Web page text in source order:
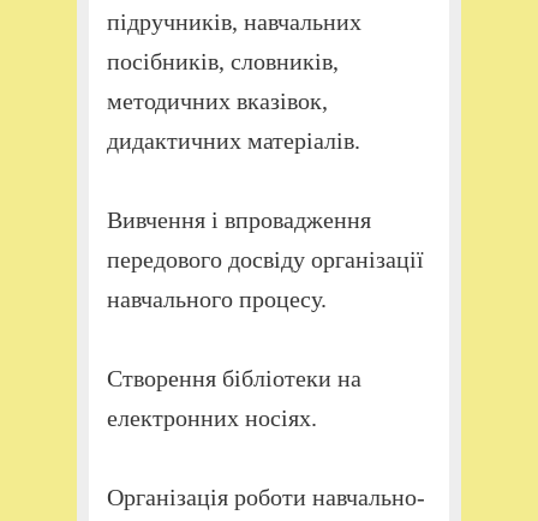
підручників, навчальних
посібників, словників,
методичних вказівок,
дидактичних матеріалів.
Вивчення і впровадження
передового досвіду організації
навчального процесу.
Створення бібліотеки на
електронних носіях.
Організація роботи навчально-